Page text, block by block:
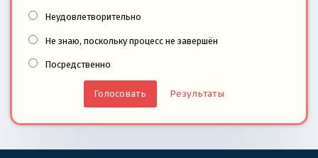
Неудовлетворительно
Не знаю, поскольку процесс не завершён
Посредственно
Результаты